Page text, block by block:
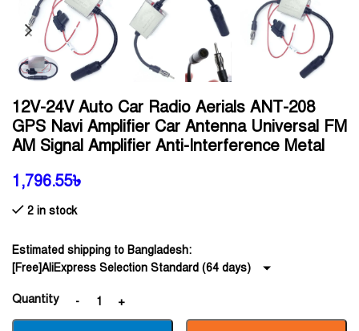
12V-24V Auto Car Radio Aerials ANT-208
GPS Navi Amplifier Car Antenna Universal FM
AM Signal Amplifier Anti-Interference Metal
1,796.55৳
2 in stock
Estimated shipping to Bangladesh:
[Free]AliExpress Selection Standard (64 days)
Quantity